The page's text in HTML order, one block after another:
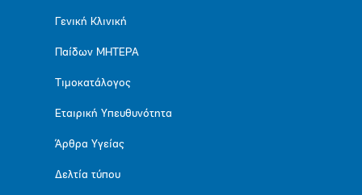
Γενική Κλινική
Παίδων ΜΗΤΕΡΑ
Τιμοκατάλογος
Εταιρική Υπευθυνότητα
Άρθρα Υγείας
Δελτία τύπου